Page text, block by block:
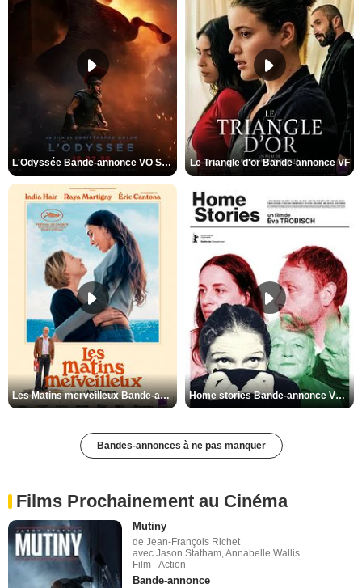
L'Odyssée Bande-annonce VO STFR Le Triangle d'or Bande-annonce VF
Les Matins merveilleux Bande-annonce VF Home stories Bande-annonce VO STFR
Bandes-annonces à ne pas manquer
Films Prochainement au Cinéma
Mutiny
de Jean-François Richet
avec Jason Statham, Annabelle Wallis
Film - Action
Bande-annonce